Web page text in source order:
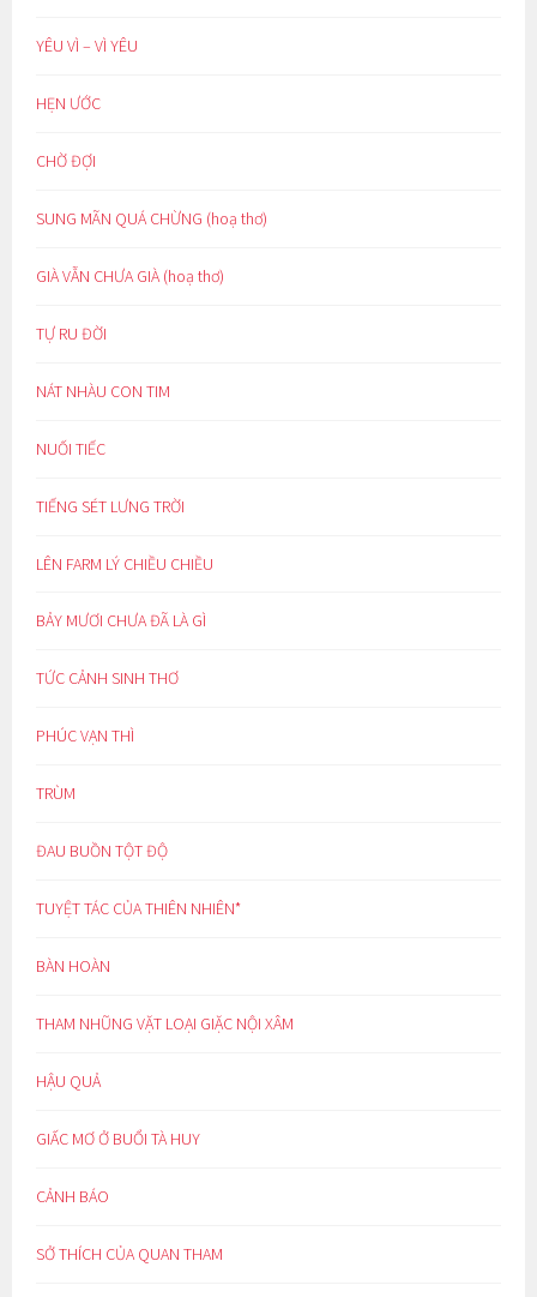
YÊU VÌ – VÌ YÊU
HẸN ƯỚC
CHỜ ĐỢI
SUNG MÃN QUÁ CHỪNG (hoạ thơ)
GIÀ VẪN CHƯA GIÀ (hoạ thơ)
TỰ RU ĐỜI
NÁT NHÀU CON TIM
NUỐI TIẾC
TIẾNG SÉT LƯNG TRỜI
LÊN FARM LÝ CHIỀU CHIỀU
BẢY MƯƠI CHƯA ĐÃ LÀ GÌ
TỨC CẢNH SINH THƠ
PHÚC VẠN THÌ
TRÙM
ĐAU BUỒN TỘT ĐỘ
TUYỆT TÁC CỦA THIÊN NHIÊN*
BÀN HOÀN
THAM NHŨNG VẶT LOẠI GIẶC NỘI XÂM
HẬU QUẢ
GIẤC MƠ Ở BUỔI TÀ HUY
CẢNH BÁO
SỞ THÍCH CỦA QUAN THAM